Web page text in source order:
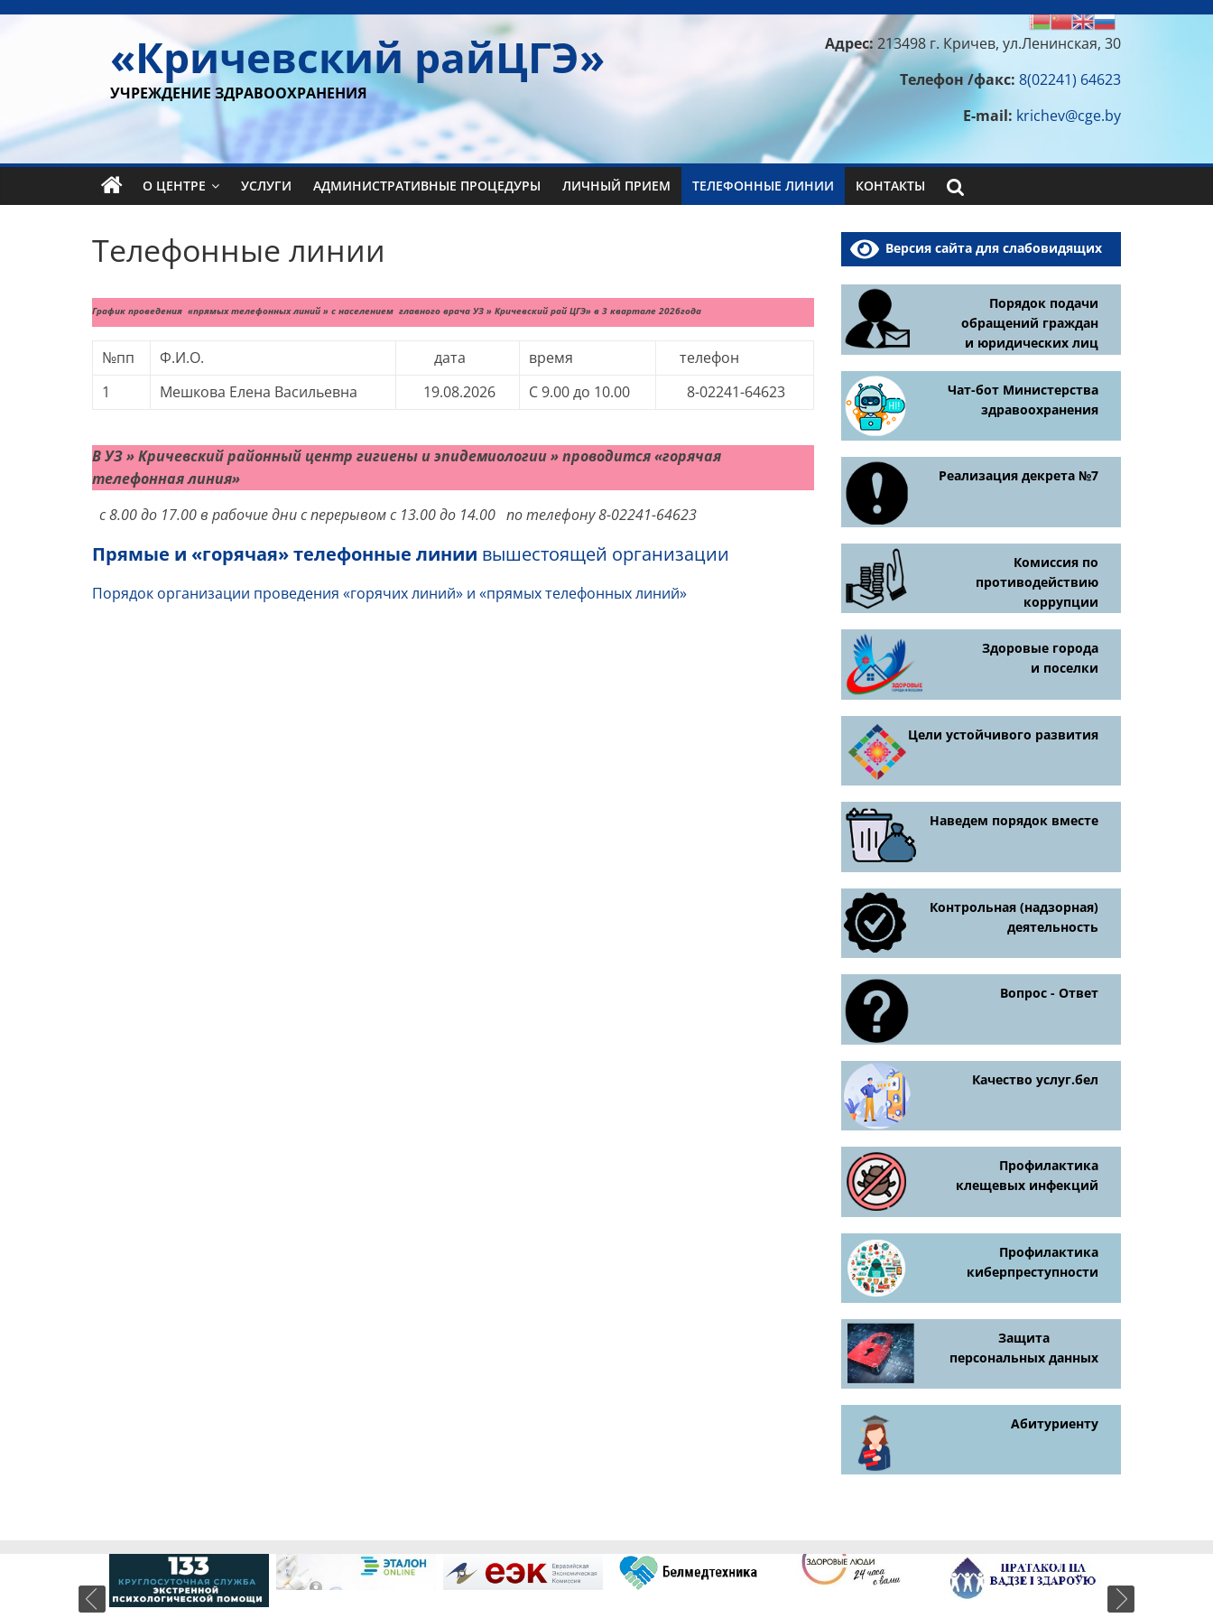
Перейти
«Кричевский райЦГЭ»
УЧРЕЖДЕНИЕ ЗДРАВООХРАНЕНИЯ
Адрес:213498 г. Кричев, ул.Ленинская, 30
Телефон /факс: 8(02241) 64623
E-mail: krichev@cge.by
О ЦЕНТРЕ УСЛУГИ АДМИНИСТРАТИВНЫЕ ПРОЦЕДУРЫ ЛИЧНЫЙ ПРИЕМ ТЕЛЕФОННЫЕ ЛИНИИ КОНТАКТЫ
Телефонные линии
График проведения «прямых телефонных линий » с населением главного врача УЗ » Кричевский рай ЦГЭ» в 3 квартале 2026года
№пп Ф.И.О. дата время
телефон
1
Мешкова Елена Васильевна 19.08.2026 С 9.00 до 10.00 8-02241-64623
В УЗ » Кричевский районный центр гигиены и эпидемиологии » проводится «горячая
телефонная линия»
с 8.00 до 17.00 в рабочие дни с перерывом с 13.00 до 14.00 по телефону 8-02241-64623
Прямые и «горячая» телефонные линии вышестоящей организации
Порядок организации проведения «горячих линий» и «прямых телефонных линий»
Версия сайта для слабовидящих
Порядок подачи
обращений граждан
и юридических лиц
Чат-бот Министерства
здравоохранения
Реализация декрета №7
Комиссия по
противодействию
коррупции
Здоровые города
и поселки
Цели устойчивого развития
Наведем порядок вместе
Контрольная (надзорная)
деятельность
Вопрос - Ответ
Качество услуг.бел
Профилактика
клещевых инфекций
Профилактика
киберпреступности
Защита
персональных данных
Абитуриенту